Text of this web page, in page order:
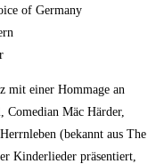
of Germany
mit einer Hom­mage an
Come­di­an Mäc Här­der,
(bekannt aus The
Kin­der­lie­der prä­sen­tiert,